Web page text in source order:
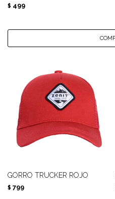
$ 499
GORRO TRUCKER ROJO
$ 799